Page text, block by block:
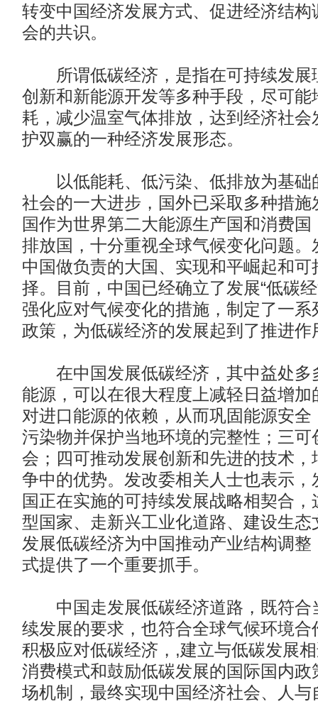
转变中国经济发展方式、促进经济结构
会的共识。
所谓低碳经济，是指在可持续发展
创新和新能源开发等多种手段，尽可能
耗，减少温室气体排放，达到经济社会
护双赢的一种经济发展形态。
以低能耗、低污染、低排放为基础
社会的一大进步，国外已采取多种措施
国作为世界第二大能源生产国和消费
排放国，十分重视全球气候变化问题。
中国做负责的大国、实现和平崛起和可
择。目前，中国已经确立了发展“低碳
强化应对气候变化的措施，制定了一系
政策，为低碳经济的发展起到了推进作
在中国发展低碳经济，其中益处多
能源，可以在很大程度上减轻日益增加
对进口能源的依赖，从而巩固能源安全
污染物并保护当地环境的完整性；三可
会；四可推动发展创新和先进的技术，
争中的优势。发改委相关人士也表示，
国正在实施的可持续发展战略相契合
型国家、走新兴工业化道路、建设生态
发展低碳经济为中国推动产业结构调整
式提供了一个重要抓手。
中国走发展低碳经济道路，既符合
续发展的要求，也符合全球气候环境合
积极应对低碳经济，,建立与低碳发展
消费模式和鼓励低碳发展的国际国内政
场机制，最终实现中国经济社会、人与